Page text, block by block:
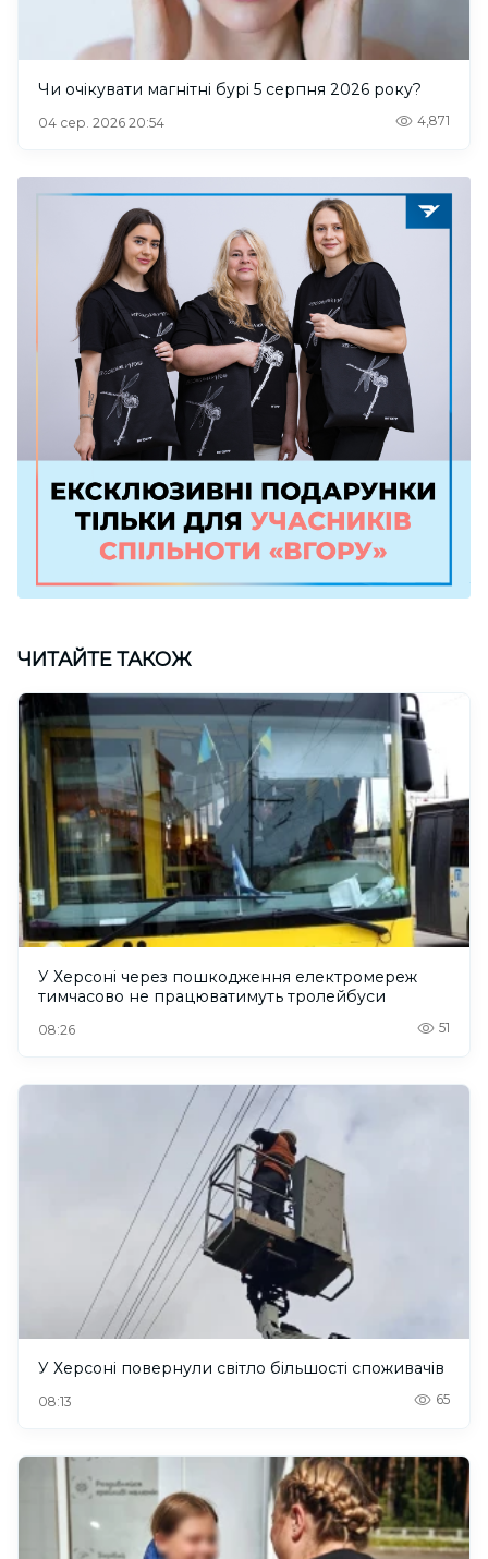
Чи очікувати магнітні бурі 5 серпня 2026 року?
04 сер. 2026 20:54 4,871
ЧИТАЙТЕ ТАКОЖ
У Херсоні через пошкодження електромереж
тимчасово не працюватимуть тролейбуси
08:26 51
У Херсоні повернули світло більшості споживачів
08:13 65